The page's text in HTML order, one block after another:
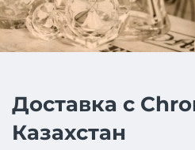
Доставка с
Казахстан